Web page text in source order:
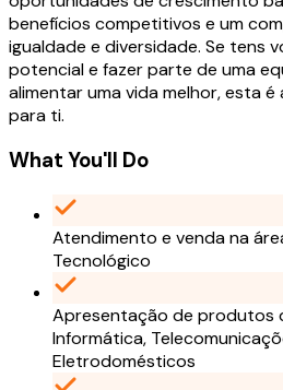
benefícios competitivos e um
igualdade e diversidade. Se tens
potencial e fazer parte de uma
alimentar uma vida melhor, esta
para ti.
What You'll Do
Atendimento e venda na
Tecnológico
Apresentação de produtos
Informática,
Eletrodomésticos